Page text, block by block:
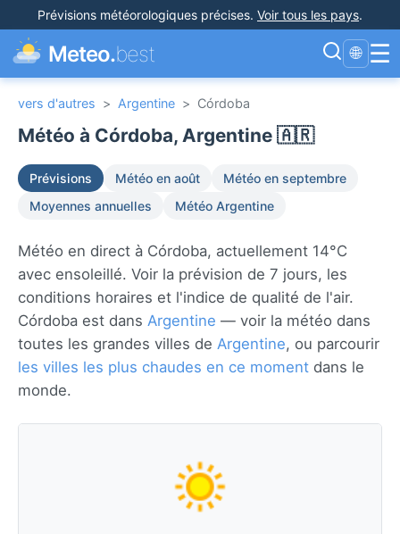
Prévisions météorologiques précises. Voir tous les pays.
Meteo.best 🌐 ☰
vers d'autres > Argentine > Córdoba
Météo à Córdoba, Argentine 🇦🇷
Prévisions Météo en août
Météo en septembre
Moyennes annuelles
Météo Argentine
Météo en direct à Córdoba, actuellement 14°C
avec ensoleillé. Voir la prévision de 7 jours, les
conditions horaires et l'indice de qualité de l'air.
Córdoba est dans Argentine — voir la météo dans
toutes les grandes villes de Argentine, ou parcourir
les villes les plus chaudes en ce moment dans le
monde.